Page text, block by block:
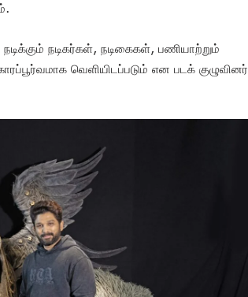
நடிகர்கள், நடிகைகள், பணியாற்றும்
வெளியிடப்படும் என படக் குழுவினர்